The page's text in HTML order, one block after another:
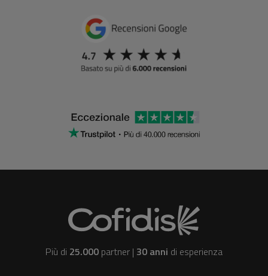
Più di 25.000partner | 30 anni di esperienza